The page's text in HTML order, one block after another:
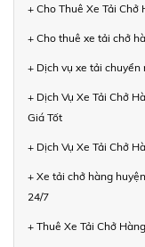
+ Cho Thuê Xe Tải Chở
+ Cho thuê xe tải chở
+ Dịch vụ xe tải chuyển
+ Dịch Vụ Xe Tải Chở
Giá Tốt
+ Dịch Vụ Xe Tải Chở
+ Xe tải chở hàng
24/7
+ Thuê Xe Tải Chở